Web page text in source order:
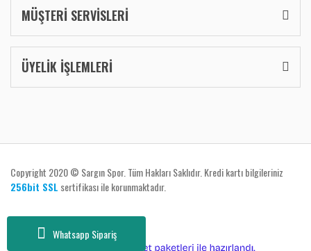
Whatsapp Sipariş
MÜŞTERİ SERVİSLERİ
ÜYELİK İŞLEMLERİ
Copyright 2020 © Sargın Spor. Tüm Hakları Saklıdır. Kredi kartı bilgileriniz
256bit SSL sertifikası ile korunmaktadır.
e-